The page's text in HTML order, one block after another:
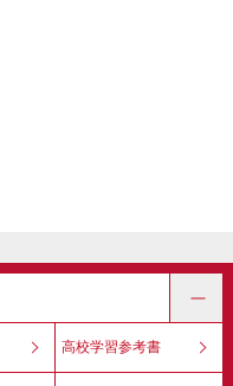
高校学習参考書